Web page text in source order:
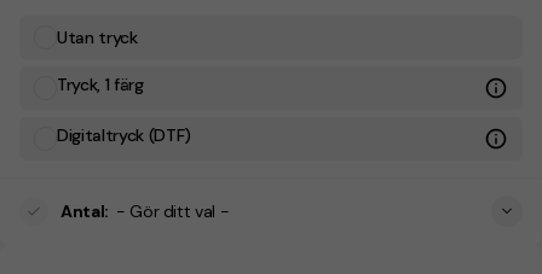
Utan tryck
Tryck, 1 färg
Digitaltryck (DTF)
Antal: - Gör ditt val -